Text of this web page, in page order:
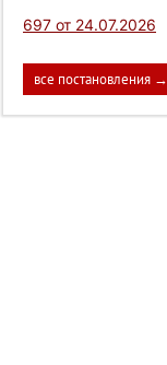
697 от 24.07.2026
все постановления →